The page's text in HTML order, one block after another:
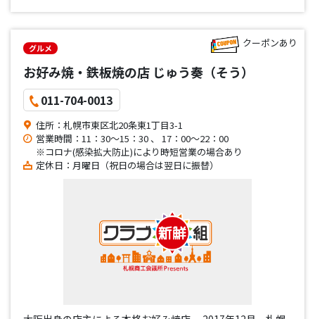
グルメ
お好み焼・鉄板焼の店 じゅう奏（そう）
011-704-0013
住所：札幌市東区北20条東1丁目3-1
営業時間：11：30～15：30 、 17：00～22：00
※コロナ(感染拡大防止)により時短営業の場合あり
定休日：月曜日（祝日の場合は翌日に振替）
クーポンあり